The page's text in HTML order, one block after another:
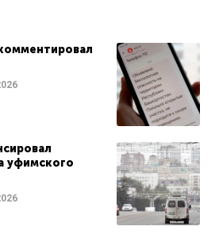
уфимского